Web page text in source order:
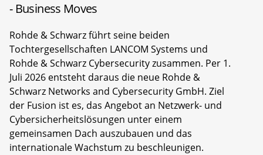
- Business Moves
Rohde & Schwarz führt seine beiden
Tochtergesellschaften LANCOM Systems und
Rohde & Schwarz Cybersecurity zusammen. Per 1.
Juli 2026 entsteht daraus die neue Rohde &
Schwarz Networks and Cybersecurity GmbH. Ziel
der Fusion ist es, das Angebot an Netzwerk- und
Cybersicherheitslösungen unter einem
gemeinsamen Dach auszubauen und das
internationale Wachstum zu beschleunigen.